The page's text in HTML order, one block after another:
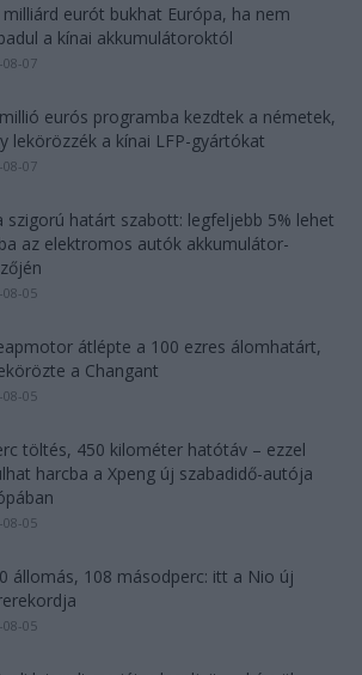
milliárd eurót bukhat Európa, ha nem
a kínai akkumulátoroktól
08-07
eurós programba kezdtek a németek,
lekörözzék a kínai LFP-gyártókat
08-07
szigorú határt szabott: legfeljebb 5% lehet
az elektromos autók akkumulátor-
08-05
átlépte a 100 ezres álomhatárt,
a Changant
08-05
töltés, 450 kilométer hatótáv – ezzel
harcba a Xpeng új szabadidő-autója
08-05
állomás, 108 másodperc: itt a Nio új
08-05